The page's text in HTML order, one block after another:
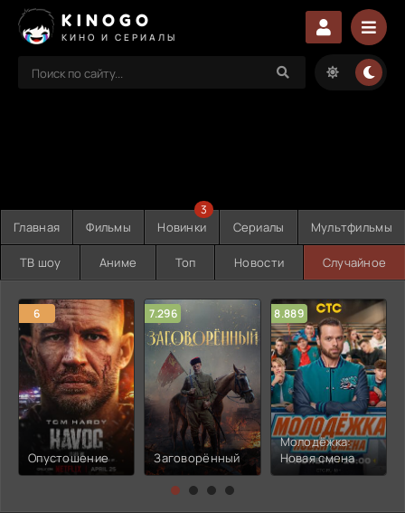
KINOGO
КИНО И СЕРИАЛЫ
Главная Фильмы Новинки
3
Сериалы Мультфильмы
ТВ шоу Аниме Топ Новости Случайное
6
Опустошение
7.296
Заговорённый
8.889
Молодёжка:
Новая смена